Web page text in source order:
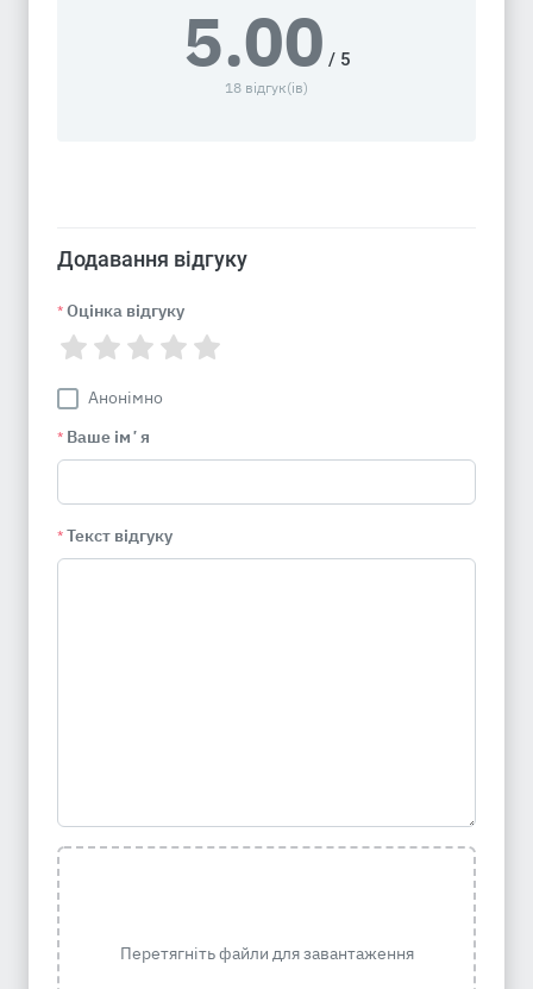
5.00 / 5
18 відгук(ів)
Додавання відгуку
* Оцінка відгуку
Анонімно
* Ваше імʼя
* Текст відгуку
Перетягніть файли для завантаження